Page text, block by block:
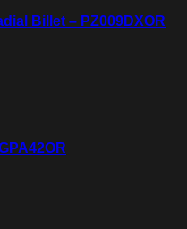
Billet – PZ009DXOR